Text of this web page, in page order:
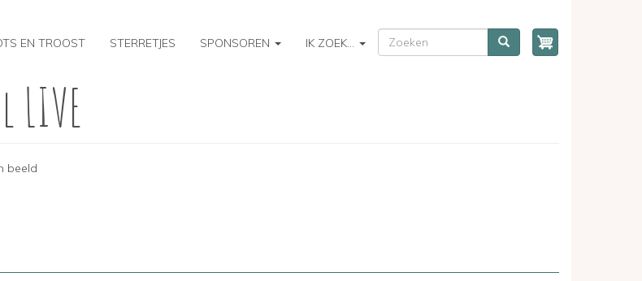
ZOEKEN Zoeken
EN TROOST STERRETJES SPONSOREN IK ZOEK...
beeld